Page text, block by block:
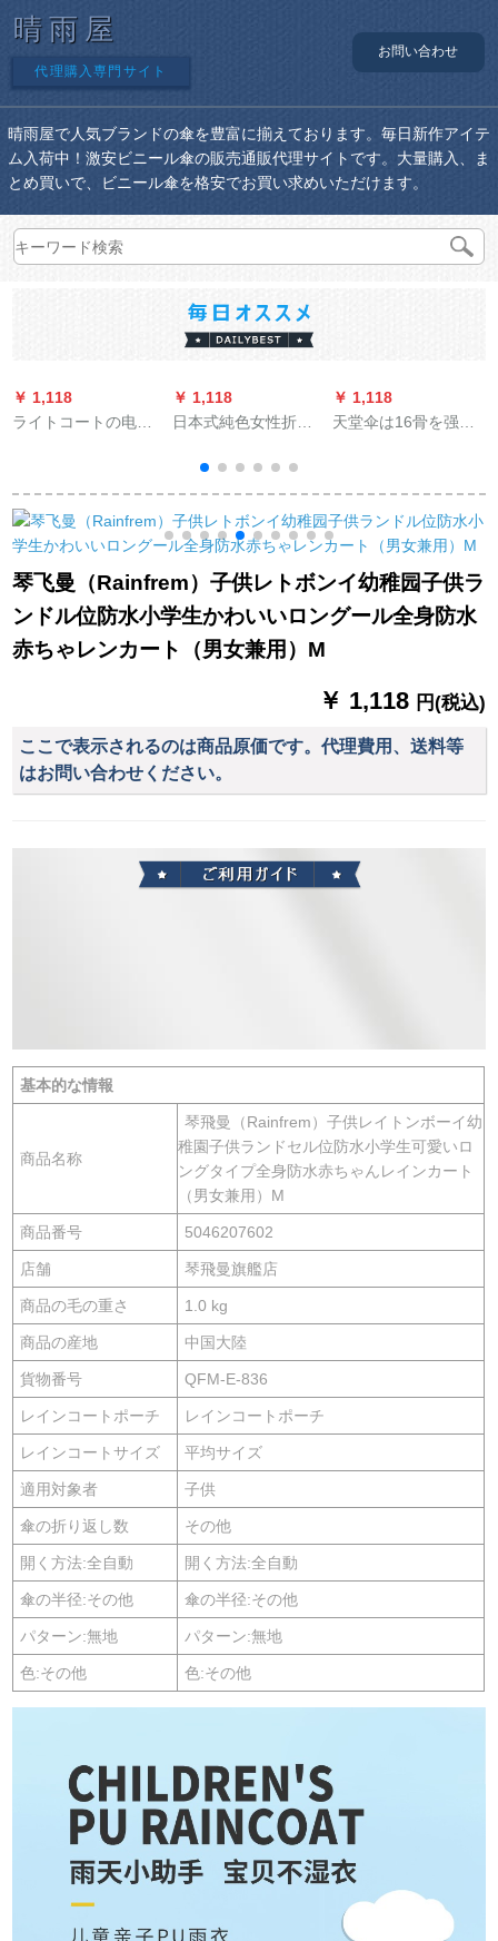
晴雨屋
代理購入専門サイト
お問い合わせ
晴雨屋で人気ブランドの傘を豊富に揃えております。毎日新作アイテ
ム入荷中！激安ビニール傘の販売通販代理サイトです。大量購入、ま
とめ買いで、ビニール傘を格安でお買い求めいただけます。
￥ 1,118
ライトコートの电気
います。厚めのファ§
ンジ車ポンチ【3
XL】シンゴルモデ-
【口を開く】バーク
ミラー
￥ 1,118
日本式純色女性折り
外線防止パソル五つ
折りポケト傘晴雨兼
用傘折りたたみ畳傘-
純甄仲夏藍ポケト傘
￥ 1,118
天堂伞は16骨を强化
てぐすの竿の雨兼用
伞の10037 D深い紫
色を开けます。
琴飞曼（Rainfrem）子供レトボンイ幼稚园子供ラ
ンドル位防水小学生かわいいロングール全身防水
赤ちゃレンカート（男女兼用）M
￥ 1,118 円(税込)
ここで表示されるのは商品原価です。代理費用、送料等
はお問い合わせください。
基本的な情報
商品名称
琴飛曼（Rainfrem）子供レイトンボーイ幼
稚園子供ランドセル位防水小学生可愛いロ
ングタイプ全身防水赤ちゃんレインカート
（男女兼用）M
商品番号 5046207602
店舗 琴飛曼旗艦店
商品の毛の重さ 1.0 kg
商品の産地 中国大陸
貨物番号 QFM-E-836
レインコートポーチ レインコートポーチ
レインコートサイズ 平均サイズ
適用対象者 子供
傘の折り返し数 その他
開く方法:全自動 開く方法:全自動
傘の半径:その他 傘の半径:その他
パターン:無地 パターン:無地
色:その他 色:その他